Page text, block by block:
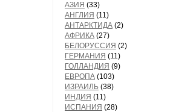
АЗИЯ (33)
АНГЛИЯ (11)
АНТАРКТИДА (2)
АФРИКА (27)
БЕЛОРУССИЯ (2)
ГЕРМАНИЯ (11)
ГОЛЛАНДИЯ (9)
ЕВРОПА (103)
ИЗРАИЛЬ (38)
ИНДИЯ (11)
ИСПАНИЯ (28)